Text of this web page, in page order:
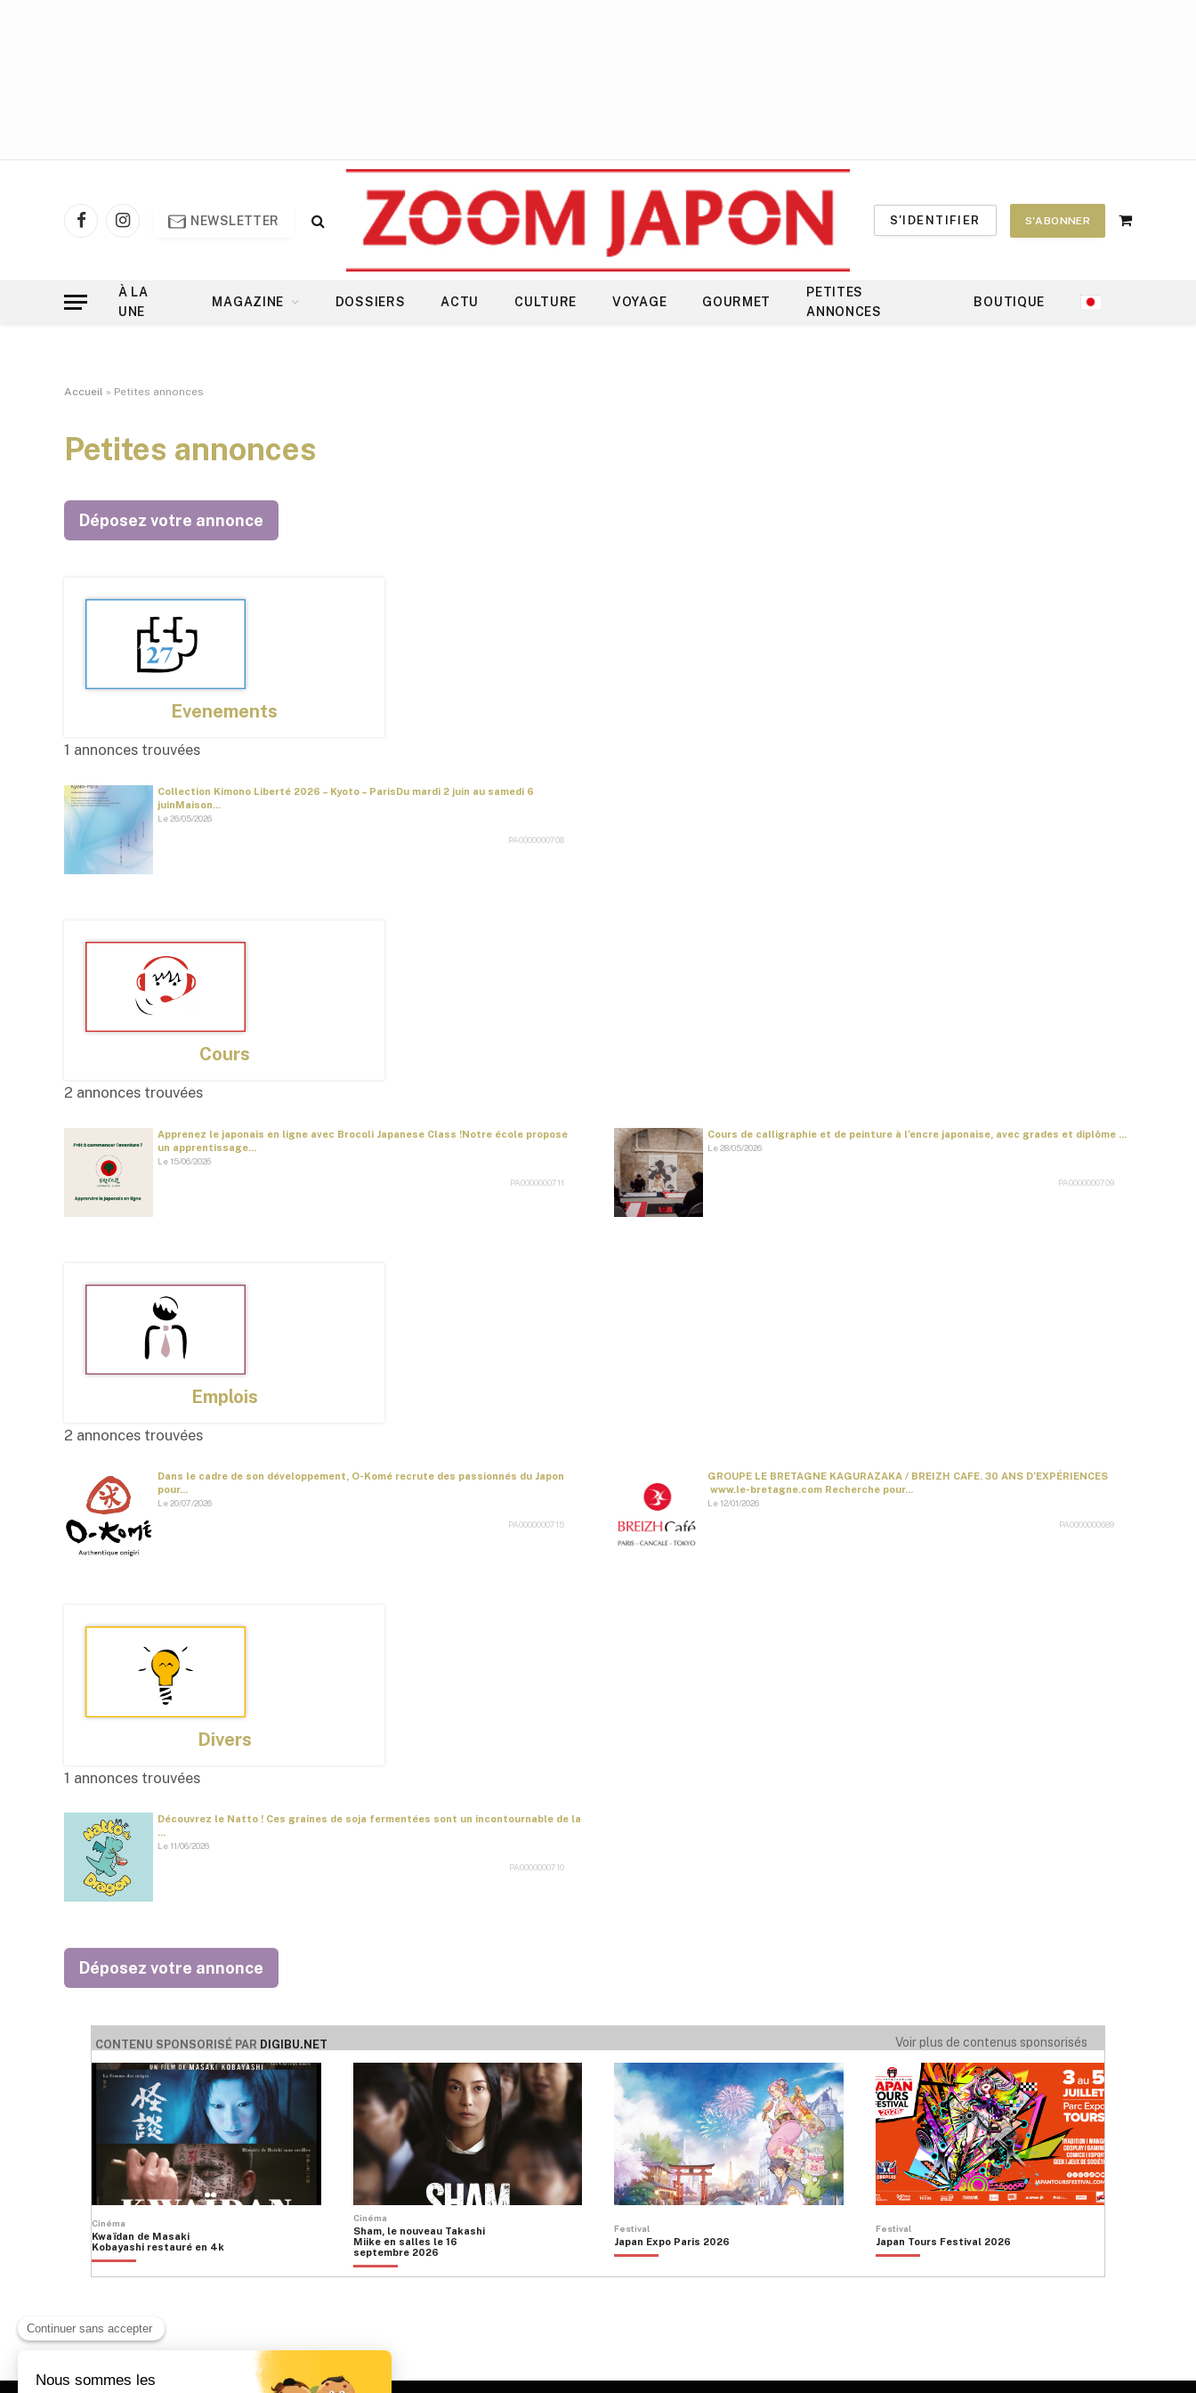
FacebookInstagram
NEWSLETTER S'IDENTIFIER S'ABONNER
Shopping
À LA
UNE
MAGAZINE DOSSIERS ACTU CULTURE VOYAGE GOURMET
PETITES
ANNONCES
BOUTIQUE
Accueil » Petites annonces
Petites annonces
Déposez votre annonce
Evenements
1 annonces trouvées
Collection Kimono Liberté 2026 – Kyoto – ParisDu mardi 2 juin au samedi 6
juinMaison...
Le 26/05/2026
PA0000000708
Cours
2 annonces trouvées
Apprenez le japonais en ligne avec Brocoli Japanese Class !Notre école propose
un apprentissage...
Le 15/06/2026
PA0000000711
Cours de calligraphie et de peinture à l’encre japonaise, avec grades et diplôme ...
Le 28/05/2026
PA0000000709
Emplois
2 annonces trouvées
Dans le cadre de son développement, O-Komé recrute des passionnés du Japon
pour...
Le 20/07/2026
PA0000000715
GROUPE LE BRETAGNE KAGURAZAKA / BREIZH CAFE. 30 ANS D’EXPÉRIENCES
www.le-bretagne.com Recherche pour...
Le 12/01/2026
PA0000000689
Divers
1 annonces trouvées
Découvrez le Natto ! Ces graines de soja fermentées sont un incontournable de la
...
Le 11/06/2026
PA0000000710
Déposez votre annonce
CONTENU SPONSORISÉ PAR DIGIBU.NET Voir plus de contenus sponsorisés
Cinéma
Kwaïdan de Masaki
Kobayashi restauré en 4k
Cinéma
Sham, le nouveau Takashi
Miike en salles le 16
septembre 2026
Festival
Japan Expo Paris 2026
Festival
Japan Tours Festival 2026